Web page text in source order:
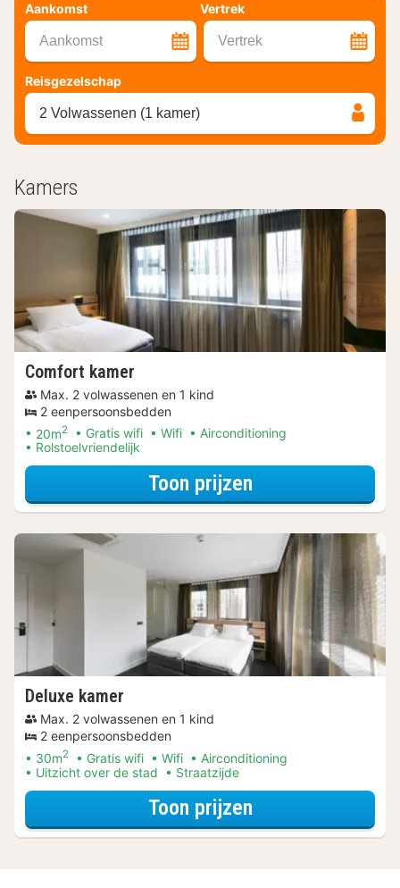
Aankomst Vertrek
Aankomst Vertrek
Reisgezelschap
2 Volwassenen (1 kamer)
Kamers
Comfort kamer
Max. 2 volwassenen en 1 kind
2 eenpersoonsbedden
20m2 Gratis wifi Wifi
Airconditioning
Rolstoelvriendelijk
Toon prijzenvoor Op de fiets
Deluxe kamer
Max. 2 volwassenen en 1 kind
2 eenpersoonsbedden
30m2 Gratis wifi Wifi
Airconditioning
Uitzicht over de stad
Straatzijde
Toon prijzenvoor Op de fiets